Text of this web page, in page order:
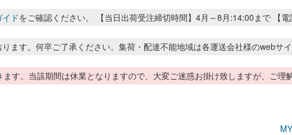
ドをご確認ください。 【当日出荷受注締切時間】4月～8月:14:00まで 【
す。何卒ご了承ください。集荷・配達不能地域は各運送会社様のwebサイ
す。当該期間は休業となりますので、大変ご迷惑お掛け致しますが、ご理